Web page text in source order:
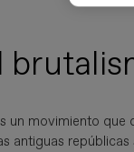
un movimiento
antiguas